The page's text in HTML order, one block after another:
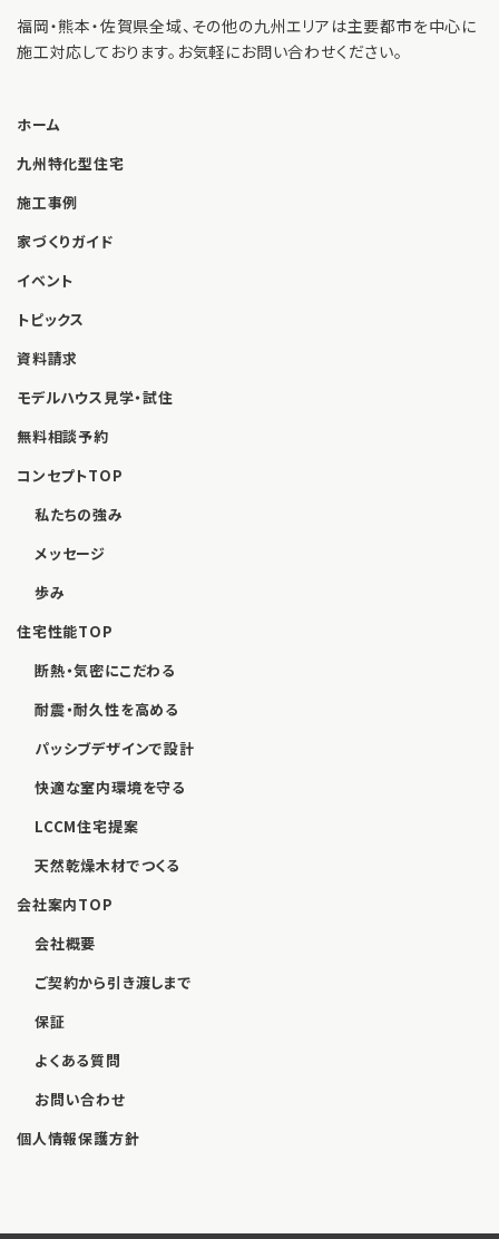
福岡・熊本・佐賀県全域、その他の九州エリアは主要都市を中心に
施工対応しております。お気軽にお問い合わせください。
ホーム
九州特化型住宅
施工事例
家づくりガイド
イベント
トピックス
資料請求
モデルハウス見学・試住
無料相談予約
コンセプトTOP
私たちの強み
メッセージ
歩み
住宅性能TOP
断熱・気密にこだわる
耐震・耐久性を高める
パッシブデザインで設計
快適な室内環境を守る
LCCM住宅提案
天然乾燥木材でつくる
会社案内TOP
会社概要
ご契約から引き渡しまで
保証
よくある質問
お問い合わせ
個人情報保護方針